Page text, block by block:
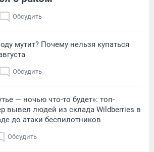
Обсудить
мутит? Почему нельзя купаться
Обсудить
— ночью что-то будет»: топ-
вывел людей из склада Wildberries в
до атаки беспилотников
Обсудить